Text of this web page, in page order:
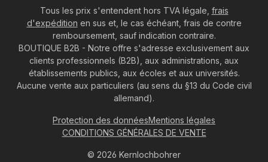
Tous les prix s'entendent hors TVA légale, frais
d'expédition en sus et, le cas échéant, frais de contre
remboursement, sauf indication contraire.
BOUTIQUE B2B - Notre offre s'adresse exclusivement aux
clients professionnels (B2B), aux administrations, aux
établissements publics, aux écoles et aux universités.
Aucune vente aux particuliers (au sens du §13 du Code civil
allemand).
© 2026 Kernlochbohrer
Protection des donnéesMentions légales
CONDITIONS GÉNÉRALES DE VENTE